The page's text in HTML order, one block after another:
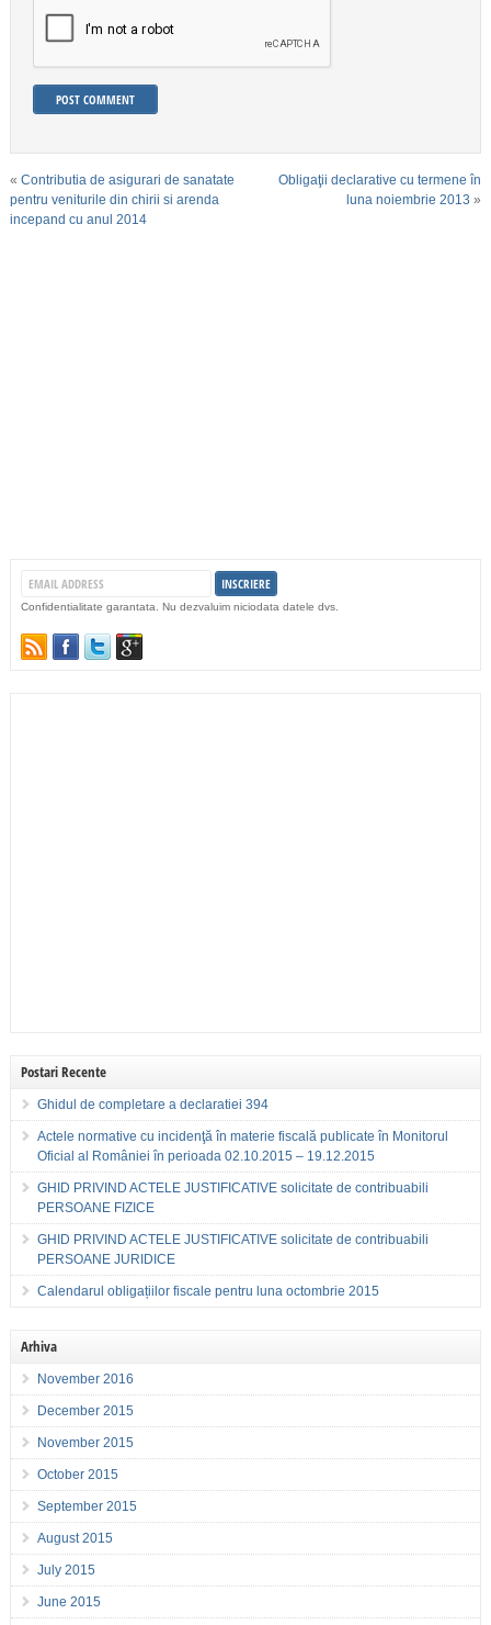
« Contributia de asigurari de sanatate
pentru veniturile din chirii si arenda
incepand cu anul 2014
Obligaţii declarative cu termene în
luna noiembrie 2013 »
Confidentialitate garantata. Nu dezvaluim niciodata datele dvs.
Postari Recente
Ghidul de completare a declaratiei 394
Actele normative cu incidenţă în materie fiscală publicate în Monitorul
Oficial al României în perioada 02.10.2015 – 19.12.2015
GHID PRIVIND ACTELE JUSTIFICATIVE solicitate de contribuabili
PERSOANE FIZICE
GHID PRIVIND ACTELE JUSTIFICATIVE solicitate de contribuabili
PERSOANE JURIDICE
Calendarul obligațiilor fiscale pentru luna octombrie 2015
Arhiva
November 2016
December 2015
November 2015
October 2015
September 2015
August 2015
July 2015
June 2015